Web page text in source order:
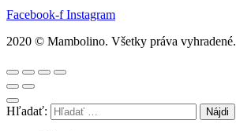
Facebook-f Instagram
2020 © Mambolino. Všetky práva vyhradené.
Hľadať: